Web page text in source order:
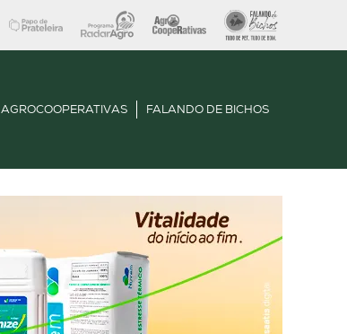
AGROCOOPERATIVAS FALANDO DE BICHOS